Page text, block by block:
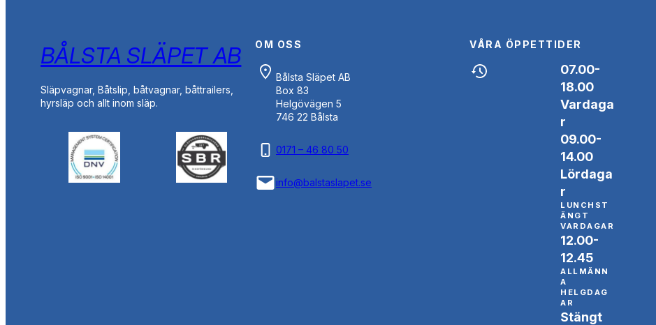
BÅLSTA SLÄPET AB
Släpvagnar, Båtslip, båtvagnar, båttrailers,
hyrsläp och allt inom släp.
OM OSS
Bålsta Släpet AB
Box 83
Helgövägen 5
746 22 Bålsta
0171 – 46 80 50
info@balstaslapet.se
VÅRA ÖPPETTIDER
07.00-
18.00
Vardaga
r
09.00-
14.00
Lördaga
r
LUNCHST
ÄNGT
VARDAGAR
12.00-
12.45
ALLMÄNN
A
HELGDAG
AR
Stängt